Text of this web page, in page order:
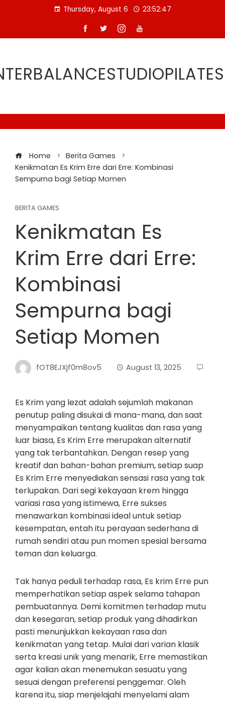
Thursday, August 6 23:52:48
Home
Berita Games
Kenikmatan Es Krim Erre dari Erre: Kombinasi
Sempurna bagi Setiap Momen
BERITA GAMES
Kenikmatan Es
Krim Erre dari Erre:
Kombinasi
Sempurna bagi
Setiap Momen
fOT8EJXjf0m8ov5 August 13, 2025
Es Krim yang lezat adalah sejumlah makanan
penutup paling disukai di mana-mana, dan saat
menyampaikan tentang kualitas dan rasa yang
luar biasa, Es Krim Erre merupakan alternatif
yang tak terbantahkan. Dengan resep yang
kreatif dan bahan-bahan premium, setiap suap
Es Krim Erre menyediakan sensasi rasa yang tak
terlupakan. Dari segi kekayaan krem hingga
variasi rasa yang istimewa, Erre sukses
menawarkan kombinasi ideal untuk setiap
kesempatan, entah itu perayaan sederhana di
rumah sendiri atau pun momen spesial bersama
teman dan keluarga.
Tak hanya peduli terhadap rasa, Es krim Erre pun
memperhatikan setiap aspek selama tahapan
pembuatannya. Demi komitmen terhadap mutu
dan kesegaran, setiap produk yang dihadirkan
pasti menunjukkan kekayaan rasa dan
kenikmatan yang tetap. Mulai dari varian klasik
serta kreasi unik yang menarik, Erre memastikan
agar kalian akan menemukan sesuatu yang
sesuai dengan preferensi penggemar. Oleh
karena itu, siap menjelajahi menyelami alam